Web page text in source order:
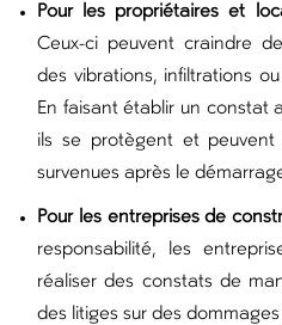
Pour les propriétaires et
Ceux-ci peuvent craindre
des vibrations, infiltrations
En faisant établir un constat
ils se protègent et peuvent
survenues après le
Pour les entreprises de
responsabilité, les
réaliser des constats de
des litiges sur des